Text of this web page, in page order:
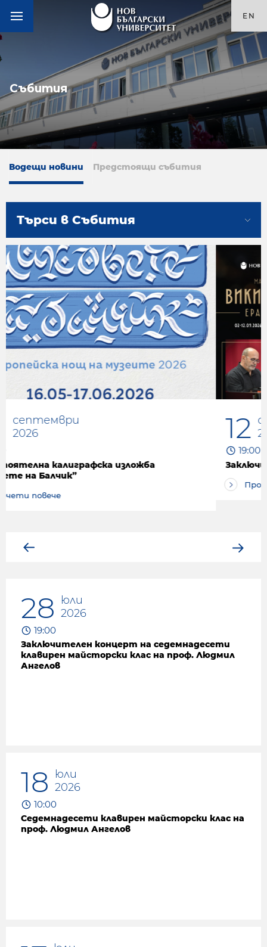
EN
Събития
Водещи новини Предстоящи събития
Търси в Събития
12 септември
Заключителен галаконцерт „Ерата на Суинга“
28
юли
2026
19:00
Заключителен концерт на седемнадесети
клавирен майсторски клас на проф. Людмил
Ангелов
18
юли
2026
10:00
Седемнадесети клавирен майсторски клас на
проф. Людмил Ангелов